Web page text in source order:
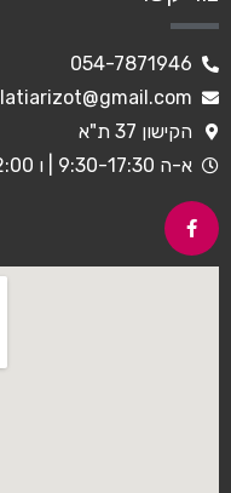
054-7871946
latiarizot@gmail.com
הקישון 37 ת"א
א-ה 9:30-17:30 | ו 9:30-12:00